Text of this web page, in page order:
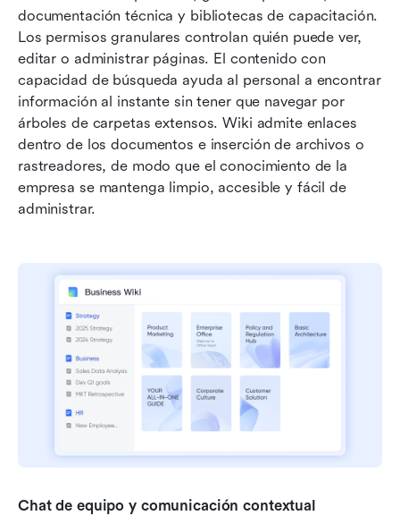
documentación técnica y bibliotecas de capacitación.
Los permisos granulares controlan quién puede ver,
editar o administrar páginas. El contenido con
capacidad de búsqueda ayuda al personal a encontrar
información al instante sin tener que navegar por
árboles de carpetas extensos. Wiki admite enlaces
dentro de los documentos e inserción de archivos o
rastreadores, de modo que el conocimiento de la
empresa se mantenga limpio, accesible y fácil de
administrar.
Chat de equipo y comunicación contextual